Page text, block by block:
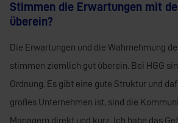
Stimmen die Erwartungen mit
überein?
Die Erwartungen und die Wahrnehmung
stimmen ziemlich gut überein. Bei HGG
Ordnung. Es gibt eine gute Struktur und
großes Unternehmen ist, sind die
Managern direkt und kurz. Ich habe das